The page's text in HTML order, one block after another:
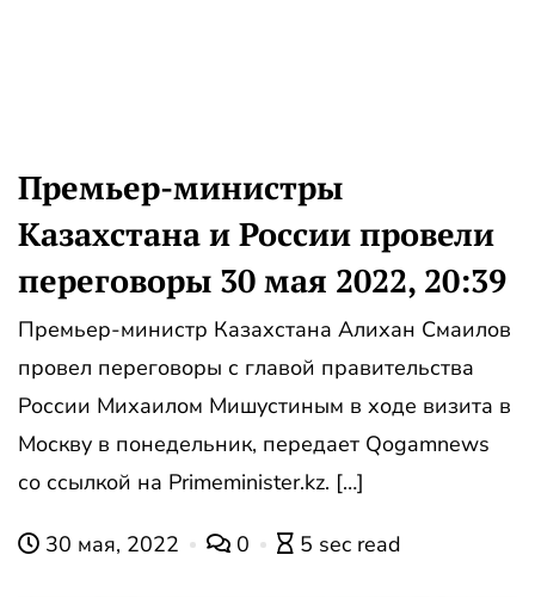
Премьер-министры
Казахстана и России провели
переговоры 30 мая 2022, 20:39
Премьер-министр Казахстана Алихан Смаилов
провел переговоры с главой правительства
России Михаилом Мишустиным в ходе визита в
Москву в понедельник, передает Qogamnews
со ссылкой на Primeminister.kz. […]
30 мая, 2022 0 5 sec read